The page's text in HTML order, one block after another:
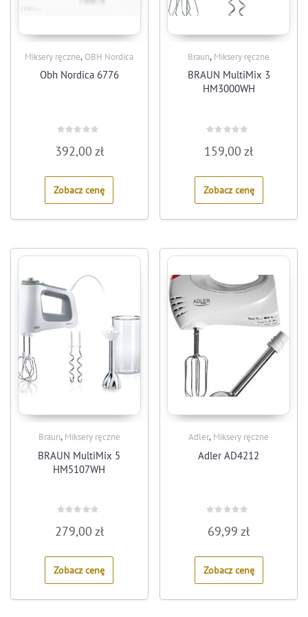
Miksery ręczne, OBH Nordica
Obh Nordica 6776
0
out
5
392,00 zł
Zobacz cenę
Braun, Miksery ręczne
BRAUN MultiMix 3
HM3000WH
0
out
5
159,00zł
Zobacz cenę
Braun, Miksery ręczne
BRAUN MultiMix 5
HM5107WH
0
5
279,00 zł
Zobacz cenę
Adler, Miksery ręczne
Adler AD4212
0
5
69,99zł
Zobacz cenę